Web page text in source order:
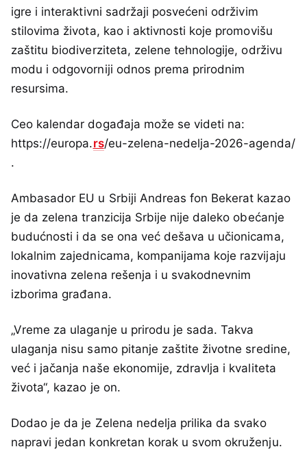
igre i interaktivni sadržaji posvećeni održivim
stilovima života, kao i aktivnosti koje promovišu
zaštitu biodiverziteta, zelene tehnologije, održivu
modu i odgovorniji odnos prema prirodnim
resursima.
Ceo kalendar događaja može se videti na:
https://europa.rs/eu-zelena-nedelja-2026-agenda/
.
Ambasador EU u Srbiji Andreas fon Bekerat kazao
je da zelena tranzicija Srbije nije daleko obećanje
budućnosti i da se ona već dešava u učionicama,
lokalnim zajednicama, kompanijama koje razvijaju
inovativna zelena rešenja i u svakodnevnim
izborima građana.
„Vreme za ulaganje u prirodu je sada. Takva
ulaganja nisu samo pitanje zaštite životne sredine,
već i jačanja naše ekonomije, zdravlja i kvaliteta
života“, kazao je on.
Dodao je da je Zelena nedelja prilika da svako
napravi jedan konkretan korak u svom okruženju.